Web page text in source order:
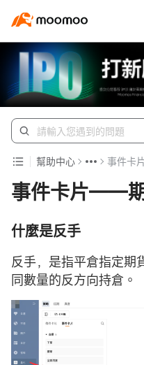
幫助中心 事件卡
事件卡片——
什麼是反手
反手，是指平倉指定期
同數量的反方向持倉。